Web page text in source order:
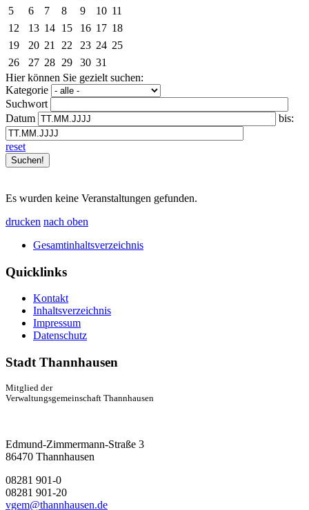
5
6 7 8 9 10 11
12
13 14 15 16 17 18
19
20 21 22 23 24 25
26
27 28 29 30 31
Hier können Sie gezielt suchen:
Kategorie
Suchwort
Datum
bis:
reset
Es wurden keine Veranstaltungen gefunden.
drucken nach oben
Gesamtinhaltsverzeichnis
Quicklinks
Kontakt
Inhaltsverzeichnis
Impressum
Datenschutz
Stadt Thannhausen
Mitglied der
Verwaltungsgemeinschaft Thannhausen
Edmund-Zimmermann-Straße 3
86470 Thannhausen
08281 901-0
08281 901-20
vgem@thannhausen.de